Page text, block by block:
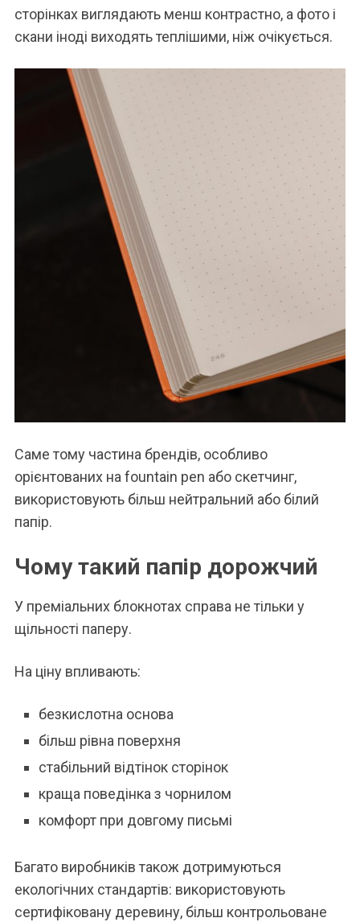
сторінках виглядають менш контрастно, а фото і
скани іноді виходять теплішими, ніж очікується.
Саме тому частина брендів, особливо
орієнтованих на fountain pen або скетчинг,
використовують більш нейтральний або білий
папір.
Чому такий папір дорожчий
У преміальних блокнотах справа не тільки у
щільності паперу.
На ціну впливають:
безкислотна основа
більш рівна поверхня
стабільний відтінок сторінок
краща поведінка з чорнилом
комфорт при довгому письмі
Багато виробників також дотримуються
екологічних стандартів: використовують
сертифіковану деревину, більш контрольоване